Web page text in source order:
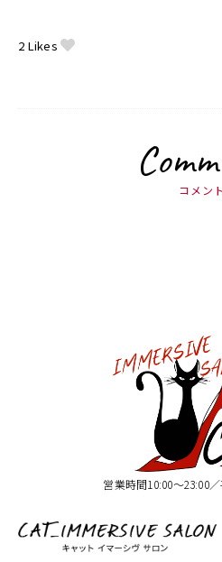
2 Likes
コメント
営業時間10:00〜23:00